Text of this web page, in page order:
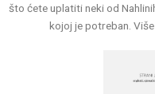
što ćete uplatiti neki od
kojoj je potreban.